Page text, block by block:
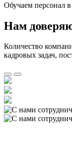
Обучаем персонал
Нам
Количество
кадровых задач,